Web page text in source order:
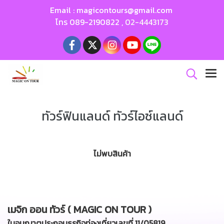
Email : magicontours@gmail.com
โทร 089-2190822 , 02-4443173
ทัวร์ฟินแลนด์ ทัวร์ไอซ์แลนด์
ไม่พบสินค้า
เมจิก ออน ทัวร์ ( MAGIC ON TOUR )